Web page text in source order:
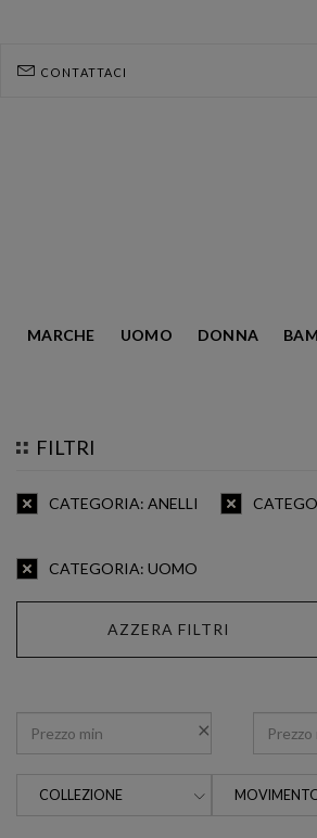
CONTATTACI
MARCHE UOMO DONNA
HOMEPAGE
VAGARY
FILTRI
CATEGORIA: ANELLI
CATEGORIA: UOMO
AZZERA FILTRI
COLLEZIONE